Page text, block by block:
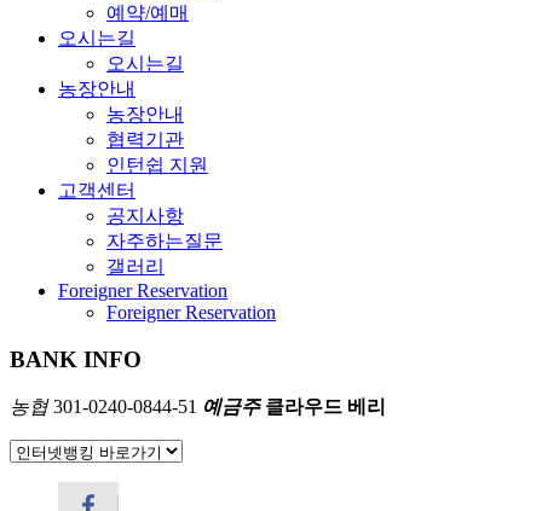
예약/예매
오시는길
오시는길
농장안내
농장안내
협력기관
인턴쉽 지원
고객센터
공지사항
자주하는질문
갤러리
Foreigner Reservation
Foreigner Reservation
BANK INFO
농협301-0240-0844-51 예금주클라우드 베리